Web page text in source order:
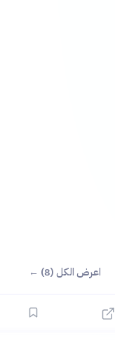
اعرض الكل (8) ←